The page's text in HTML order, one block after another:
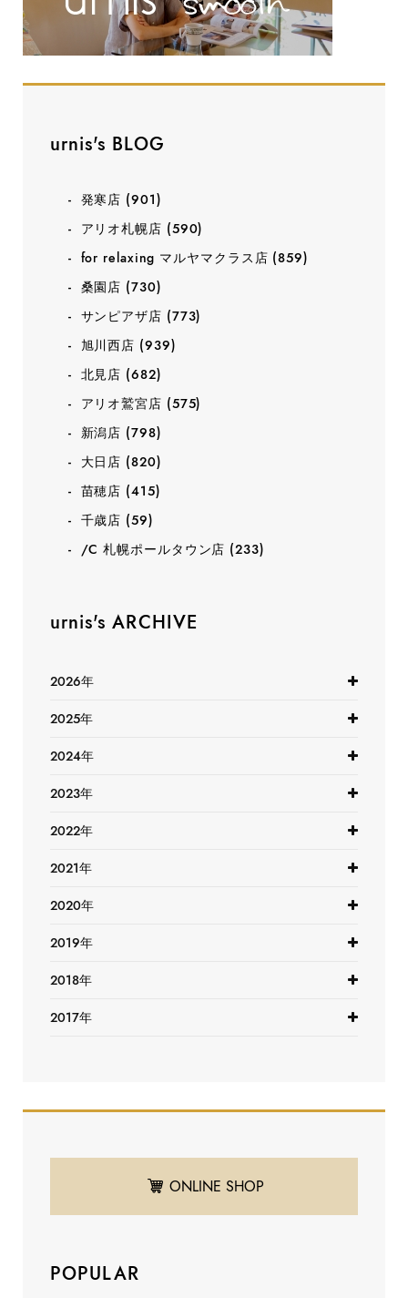
urnis's BLOG
発寒店 (901)
アリオ札幌店 (590)
for relaxing マルヤマクラス店 (859)
桑園店 (730)
サンピアザ店 (773)
旭川西店 (939)
北見店 (682)
アリオ鷲宮店 (575)
新潟店 (798)
大日店 (820)
苗穂店 (415)
千歳店 (59)
/C 札幌ポールタウン店 (233)
urnis's ARCHIVE
2026年
2025年
2024年
2023年
2022年
2021年
2020年
2019年
2018年
2017年
ONLINE SHOP
POPULAR